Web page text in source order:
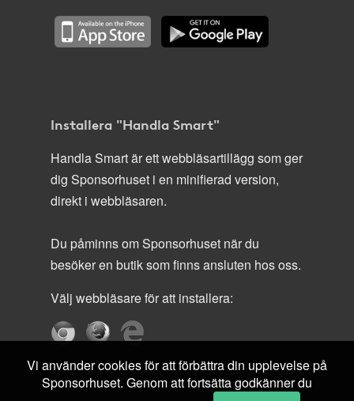
Installera "Handla Smart"
Handla Smart är ett webbläsartillägg som ger
dig Sponsorhuset i en minifierad version,
direkt i webbläsaren.
Du påminns om Sponsorhuset när du
besöker en butik som finns ansluten hos oss.
Välj webbläsare för att installera:
Vi använder cookies för att förbättra din upplevelse på
Sponsorhuset. Genom att fortsätta godkänner du